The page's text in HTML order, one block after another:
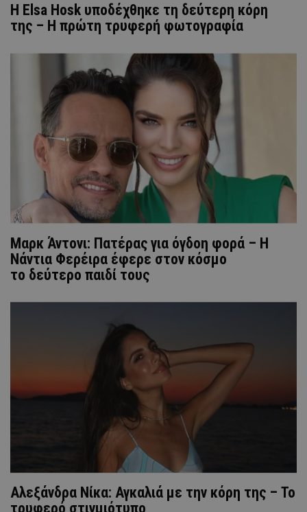
Η Elsa Hosk υποδέχθηκε τη δεύτερη κόρη
της – Η πρώτη τρυφερή φωτογραφία
Μαρκ Άντονι: Πατέρας για όγδοη φορά – Η
Νάντια Φερέιρα έφερε στον κόσμο
το δεύτερο παιδί τους
Αλεξάνδρα Νίκα: Αγκαλιά με την κόρη της – To
τρυφερό στιγμιότυπο